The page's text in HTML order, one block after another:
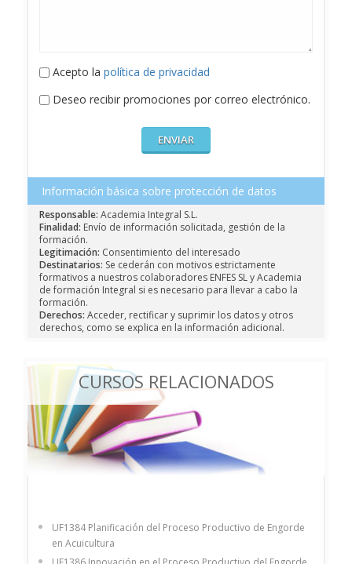
Acepto la política de privacidad
Deseo recibir promociones por correo electrónico.
Información básica sobre protección de datos
Responsable: Academia Integral S.L.
Finalidad: Envío de información solicitada, gestión de la
formación.
Legitimación: Consentimiento del interesado
Destinatarios: Se cederán con motivos estrictamente
formativos a nuestros colaboradores ENFES SL y Academia
de formación Integral si es necesario para llevar a cabo la
formación.
Derechos: Acceder, rectificar y suprimir los datos y otros
derechos, como se explica en la información adicional.
CURSOS RELACIONADOS
UF1384 Planificación del Proceso Productivo de Engorde
en Acuicultura